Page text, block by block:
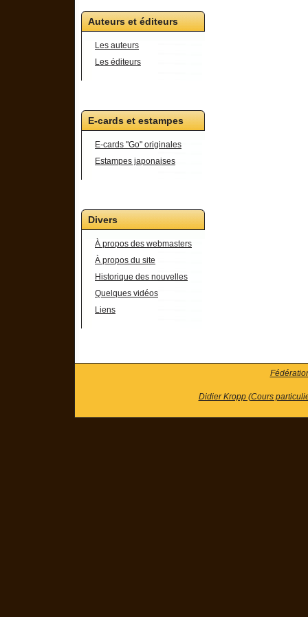
Auteurs et éditeurs
Les auteurs
Les éditeurs
E-cards et estampes
E-cards "Go" originales
Estampes japonaises
Divers
À propos des webmasters
À propos du site
Historique des nouvelles
Quelques vidéos
Liens
Didier Kropp (Cours